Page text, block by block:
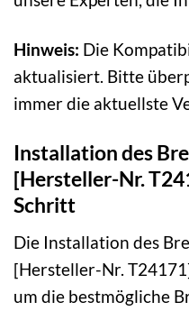
Hinweis: Die
aktualisiert. Bitte
immer die aktuellste
Installation des
[Hersteller-Nr.
Schritt
Die Installation des
[Hersteller-Nr.
um die bestmögliche